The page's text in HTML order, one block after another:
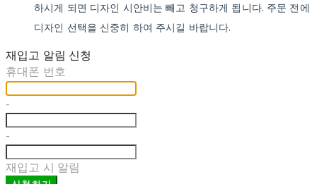
하시게 되면 디자인 시안비는 빼고 청구하게 됩니다. 주문 전에
디자인 선택을 신중히 하여 주시길 바랍니다.
재입고 알림 신청
휴대폰 번호
-
-
재입고 시 알림